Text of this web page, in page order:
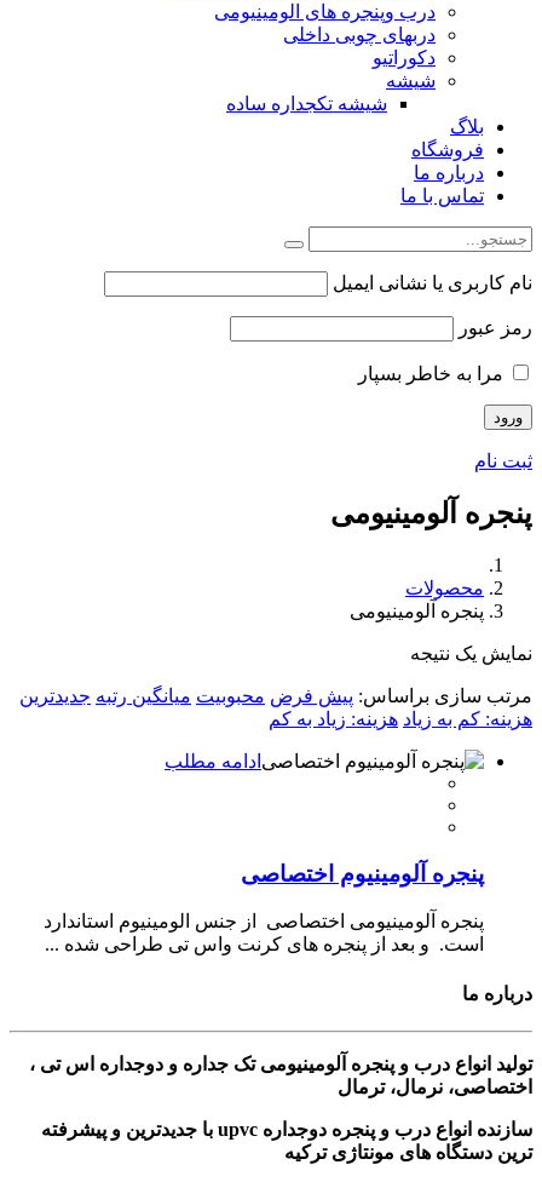
درب وپنجره های الومینیومی
دربهای چوبی داخلی
دکوراتیو
شیشه
شیشه تکجداره ساده
بلاگ
فروشگاه
درباره ما
تماس با ما
نام کاربری یا نشانی ایمیل
رمز عبور
مرا به خاطر بسپار
ثبت نام
پنجره آلومینیومی
محصولات
پنجره آلومینیومی
نمایش یک نتیجه
مرتب سازی براساس: پیش فرض محبوبیت میانگین رتبه جدیدترین
هزینه: کم به زیاد هزینه: زیاد به کم
ادامه مطلب
پنجره آلومینیوم اختصاصی
پنجره آلومینیومی اختصاصی از جنس الومینیوم استاندارد
است. و بعد از پنجره های کرنت واس تی طراحی شده ...
درباره ما
تولید انواع درب و پنجره آلومینیومی تک جداره و دوجداره اس تی ،
اختصاصی، نرمال، ترمال
سازنده انواع درب و پنجره دوجداره upvc با جدیدترین و پیشرفته
ترین دستگاه های مونتاژی ترکیه